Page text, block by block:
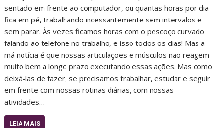
sentado em frente ao computador, ou quantas horas por dia
fica em pé, trabalhando incessantemente sem intervalos e
sem parar. Às vezes ficamos horas com o pescoço curvado
falando ao telefone no trabalho, e isso todos os dias! Mas a
má notícia é que nossas articulações e músculos não reagem
muito bem a longo prazo executando essas ações. Mas como
deixá-las de fazer, se precisamos trabalhar, estudar e seguir
em frente com nossas rotinas diárias, com nossas
atividades…
LEIA MAIS